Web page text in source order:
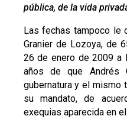
pública, de la vida
Las fechas tampoco le
Granier de Lozoya, de
26 de enero de 2009 a
años de que Andrés
gubernatura y el mismo
su mandato, de
exequias aparecida en